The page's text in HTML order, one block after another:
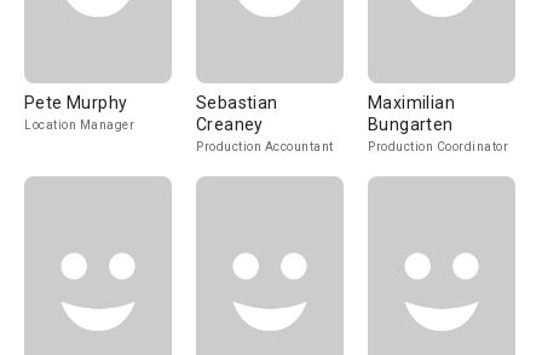
Pete Murphy
Location Manager
Sebastian
Creaney
Production Accountant
Maximilian
Bungarten
Production Coordinator